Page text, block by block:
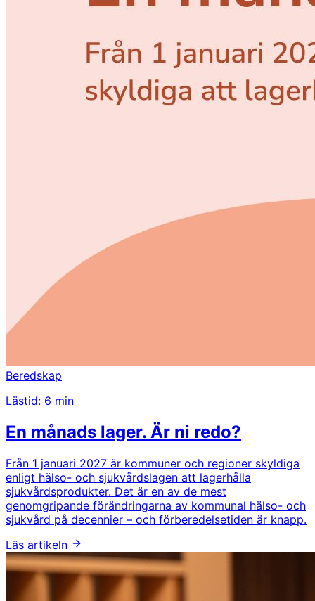
Beredskap
Lästid: 6 min
En månads lager. Är ni redo?
Från 1 januari 2027 är kommuner och regioner skyldiga
enligt hälso- och sjukvårdslagen att lagerhålla
sjukvårdsprodukter. Det är en av de mest
genomgripande förändringarna av kommunal hälso- och
sjukvård på decennier – och förberedelsetiden är knapp.
Läs artikeln